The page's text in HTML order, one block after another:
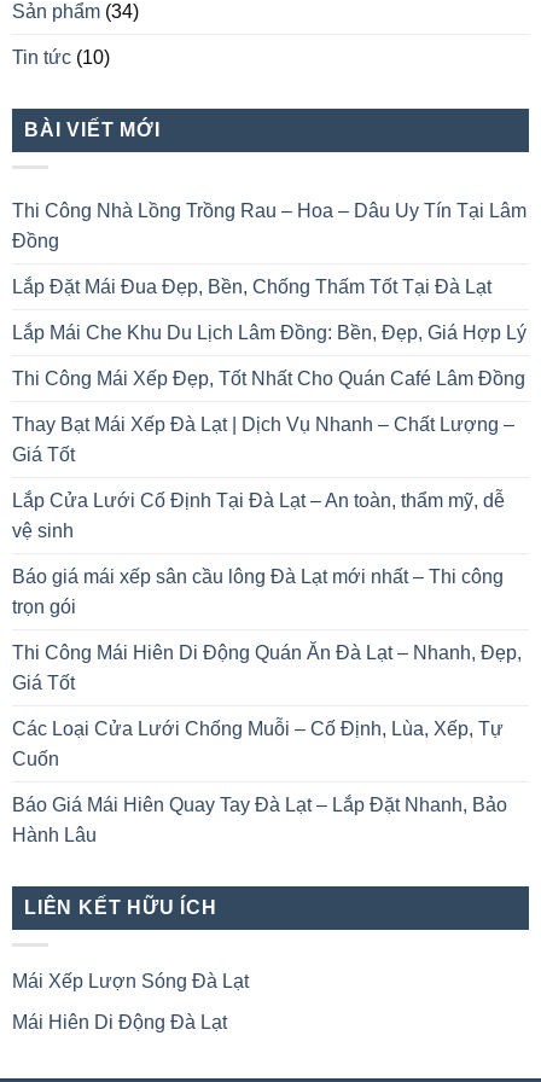
Sản phẩm (34)
Tin tức (10)
BÀI VIẾT MỚI
Thi Công Nhà Lồng Trồng Rau – Hoa – Dâu Uy Tín Tại Lâm
Đồng
Lắp Đặt Mái Đua Đẹp, Bền, Chống Thấm Tốt Tại Đà Lạt
Lắp Mái Che Khu Du Lịch Lâm Đồng: Bền, Đẹp, Giá Hợp Lý
Thi Công Mái Xếp Đẹp, Tốt Nhất Cho Quán Café Lâm Đồng
Thay Bạt Mái Xếp Đà Lạt | Dịch Vụ Nhanh – Chất Lượng –
Giá Tốt
Lắp Cửa Lưới Cố Định Tại Đà Lạt – An toàn, thẩm mỹ, dễ
vệ sinh
Báo giá mái xếp sân cầu lông Đà Lạt mới nhất – Thi công
trọn gói
Thi Công Mái Hiên Di Động Quán Ăn Đà Lạt – Nhanh, Đẹp,
Giá Tốt
Các Loại Cửa Lưới Chống Muỗi – Cố Định, Lùa, Xếp, Tự
Cuốn
Báo Giá Mái Hiên Quay Tay Đà Lạt – Lắp Đặt Nhanh, Bảo
Hành Lâu
LIÊN KẾT HỮU ÍCH
Mái Xếp Lượn Sóng Đà Lạt
Mái Hiên Di Động Đà Lạt